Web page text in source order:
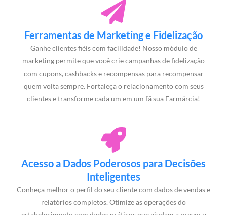
Ferramentas de Marketing e Fidelização
Ganhe clientes fiéis com facilidade! Nosso módulo de
marketing permite que você crie campanhas de fidelização
com cupons, cashbacks e recompensas para recompensar
quem volta sempre. Fortaleça o relacionamento com seus
clientes e transforme cada um em um fã sua Farmárcia!
Acesso a Dados Poderosos para Decisões
Inteligentes
Conheça melhor o perfil do seu cliente com dados de vendas e
relatórios completos. Otimize as operações do